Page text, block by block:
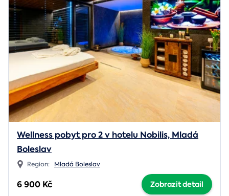
Wellness pobyt pro 2 v hotelu Nobilis, Mladá
Boleslav
Region: Mladá Boleslav
6 900 Kč Zobrazit detail